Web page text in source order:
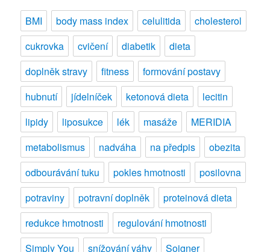
problémy
s
hmotností
ženy
BMI body mass index celulitida
cholesterol
cukrovka
cvičení diabetik
dieta
doplněk stravy
fitness
formování postavy
hubnutí
jídelníček ketonová dieta
lecitin
lipidy
liposukce lék masáže
MERIDIA
metabolismus
nadváha na předpis
obezita
odbourávání tuku
pokles hmotnosti
posilovna
potraviny
potravní doplněk
proteinová dieta
redukce hmotnosti
regulování hmotnosti
Simply You
snížování váhy
Soigner